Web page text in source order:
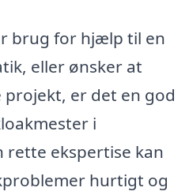
brug for hjælp til en
eller ønsker at
er det en god
i
rette ekspertise kan
hurtigt og